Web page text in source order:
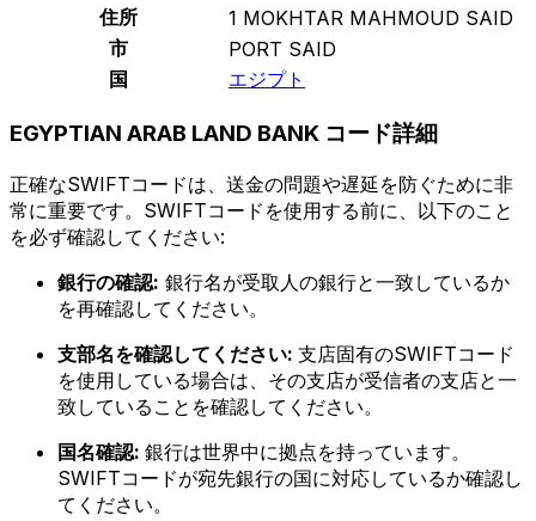
住所
1 MOKHTAR MAHMOUD SAID
市
PORT SAID
国
エジプト
EGYPTIAN ARAB LAND BANK コード詳細
正確なSWIFTコードは、送金の問題や遅延を防ぐために非
常に重要です。SWIFTコードを使用する前に、以下のこと
を必ず確認してください:
銀行の確認: 銀行名が受取人の銀行と一致しているか
を再確認してください。
支部名を確認してください: 支店固有のSWIFTコード
を使用している場合は、その支店が受信者の支店と一
致していることを確認してください。
国名確認: 銀行は世界中に拠点を持っています。
SWIFTコードが宛先銀行の国に対応しているか確認し
てください。